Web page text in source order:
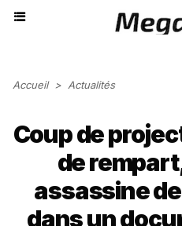
Accueil > Actualités
Coup de
de
assassine
dans un